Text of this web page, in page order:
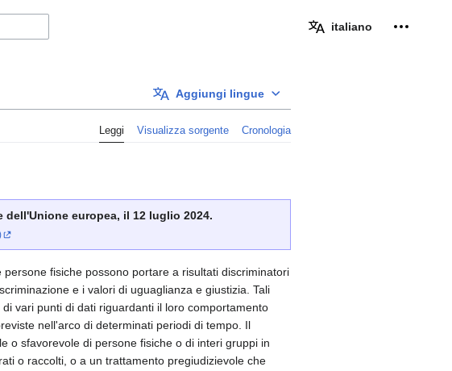
italiano
Aggiungi lingue
Leggi Visualizza sorgente Cronologia
europea, il 12 luglio 2024.
fisiche possono portare a risultati discriminatori
e i valori di uguaglianza e giustizia. Tali
vari punti di dati riguardanti il loro comportamento
nell'arco di determinati periodi di tempo. Il
o sfavorevole di persone fisiche o di interi gruppi in
o raccolti, o a un trattamento pregiudizievole che